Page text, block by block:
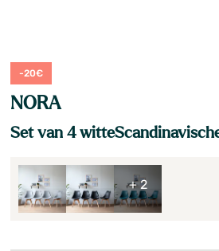
-20€
NORA
Set van 4
+ 2